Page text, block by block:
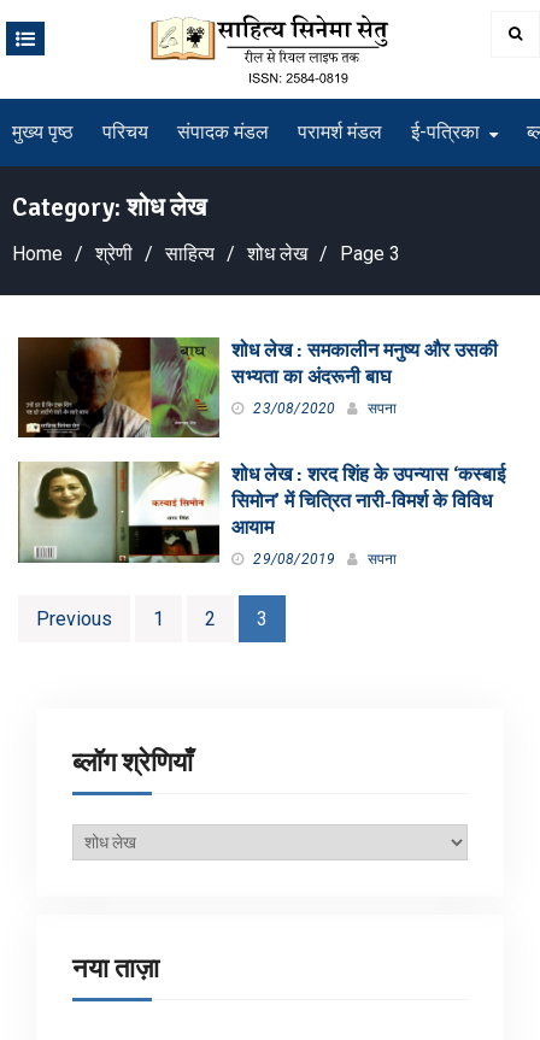
मुख्य पृष्ठ परिचय संपादक मंडल परामर्श मंडल ई-पत्रिका
Category:शोध लेख
Home श्रेणी साहित्य शोध लेख Page 3
शोध लेख : समकालीन मनुष्य और उसकी
सभ्यता का अंदरूनी बाघ
23/08/2020 सपना
शोध लेख : शरद शिंह के उपन्यास ‘कस्बाई
सिमोन’ में चित्रित नारी-विमर्श के विविध
आयाम
29/08/2019 सपना
Posts
Previous 1 2 3
ब्लॉग श्रेणियाँ
ब्लॉग
नया ताज़ा